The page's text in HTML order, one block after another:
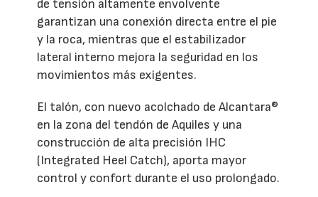
de tensión altamente envolvente
garantizan una conexión directa entre el pie
y la roca, mientras que el estabilizador
lateral interno mejora la seguridad en los
movimientos más exigentes.
El talón, con nuevo acolchado de Alcantara®
en la zona del tendón de Aquiles y una
construcción de alta precisión IHC
(Integrated Heel Catch), aporta mayor
control y confort durante el uso prolongado.